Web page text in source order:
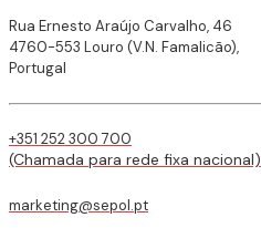
Rua Ernesto Araújo Carvalho, 46
4760-553 Louro (V.N. Famalicão),
Portugal
+351 252 300 700
(Chamada para rede fixa nacional)
marketing@sepol.pt